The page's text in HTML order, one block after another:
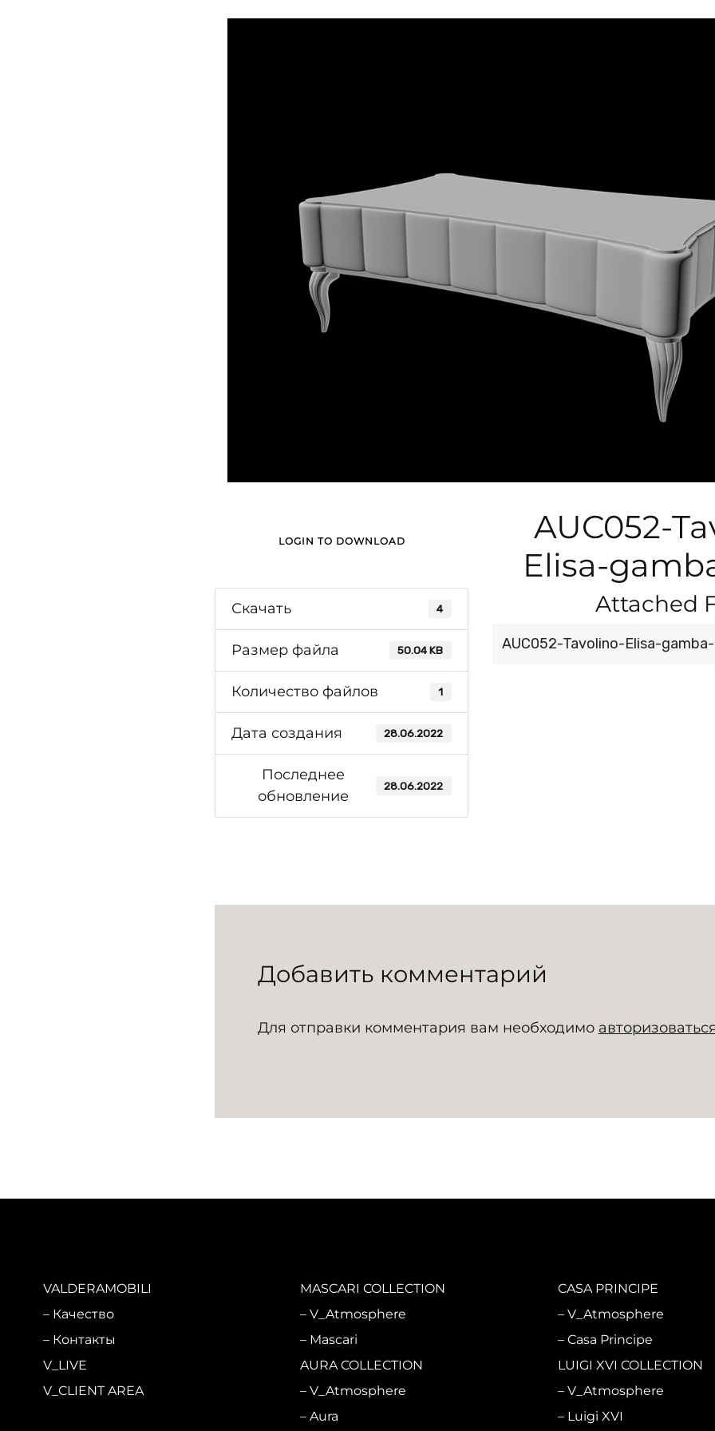
LOGIN TO DOWNLOAD
Скачать 4
Размер файла 50.04 KB
Количество файлов 1
Дата создания 28.06.2022
Последнее
обновление
28.06.2022
AUC052-
Elisa-
Attached
AUC052-Tavolino-Elisa-
Добавить комментарий
Для отправки комментария вам необходимо
VALDERAMOBILI
Качество
Контакты
V_LIVE
V_CLIENT AREA
MASCARI COLLECTION
V_Atmosphere
Mascari
AURA COLLECTION
V_Atmosphere
Aura
CASA PRINCIPE
V_Atmosphere
Casa Principe
LUIGI XVI COLLECTION
V_Atmosphere
Luigi XVI